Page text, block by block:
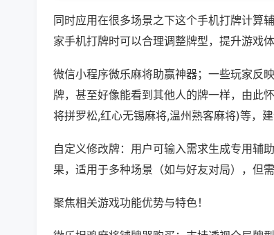
同时应用在很多场景之下这个手机打牌计算
家手机打牌时可以合理调整牌型，提升游戏
微信小程序微乐麻将助赢神器；一些玩家反
牌，甚至好像能看到其他人的牌一样，由此
将拼罗松,红心无锡麻将,温州熟客麻将)等，
自定义修改牌：用户可输入需求生成专用辅
果，适用于多种场景（如与好友对局），但
聚焦相关游戏功能优势与特色！